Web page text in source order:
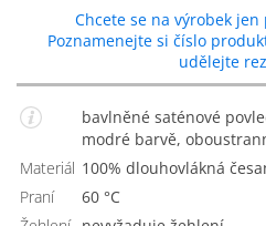
Chcete se na výrobek
Poznamenejte si číslo
udělejte
bavlněné saténové povlečení s květy a proužky v
modré barvě,
Materiál
100% dlouhovlákná
Praní
60 °C